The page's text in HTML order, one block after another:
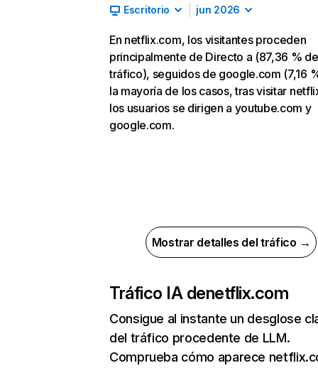
Escritorio jun 2026
En netflix.com, los visitantes proceden
principalmente de Directo a (87,36 % de
tráfico), seguidos de google.com (7,16
la mayoría de los casos, tras visitar
los usuarios se dirigen a youtube.com y
google.com.
Mostrar detalles del tráfico →
Tráfico IA denetflix.com
Consigue al instante un desglose
del tráfico procedente de LLM.
Comprueba cómo aparece